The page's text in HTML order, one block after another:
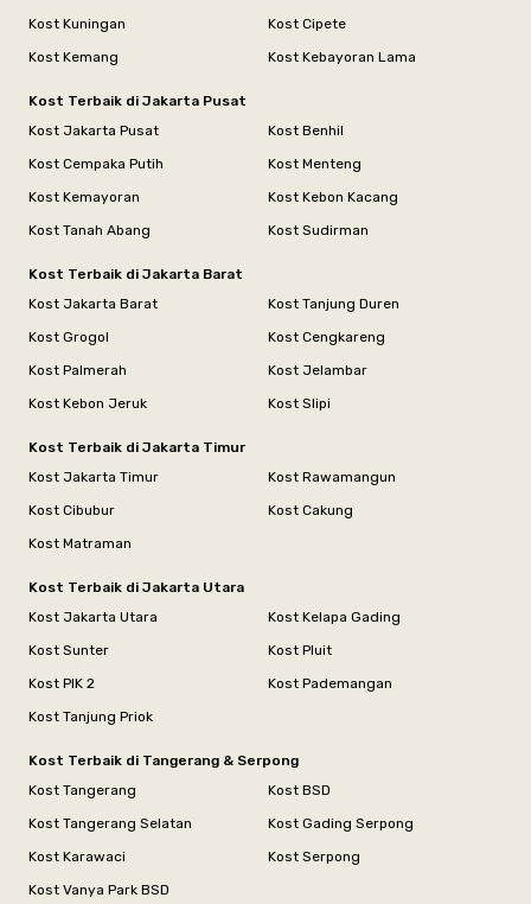
Kost Kuningan
Kost Cipete
Kost Kemang
Kost Kebayoran Lama
Kost Terbaik di Jakarta Pusat
Kost Jakarta Pusat
Kost Benhil
Kost Cempaka Putih
Kost Menteng
Kost Kemayoran
Kost Kebon Kacang
Kost Tanah Abang
Kost Sudirman
Kost Terbaik di Jakarta Barat
Kost Jakarta Barat
Kost Tanjung Duren
Kost Grogol
Kost Cengkareng
Kost Palmerah
Kost Jelambar
Kost Kebon Jeruk
Kost Slipi
Kost Terbaik di Jakarta Timur
Kost Jakarta Timur
Kost Rawamangun
Kost Cibubur
Kost Cakung
Kost Matraman
Kost Terbaik di Jakarta Utara
Kost Jakarta Utara
Kost Kelapa Gading
Kost Sunter
Kost Pluit
Kost PIK 2
Kost Pademangan
Kost Tanjung Priok
Kost Terbaik di Tangerang & Serpong
Kost Tangerang
Kost BSD
Kost Tangerang Selatan
Kost Gading Serpong
Kost Karawaci
Kost Serpong
Kost Vanya Park BSD